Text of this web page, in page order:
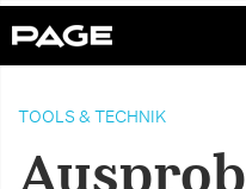
TOOLS & TECHNIK